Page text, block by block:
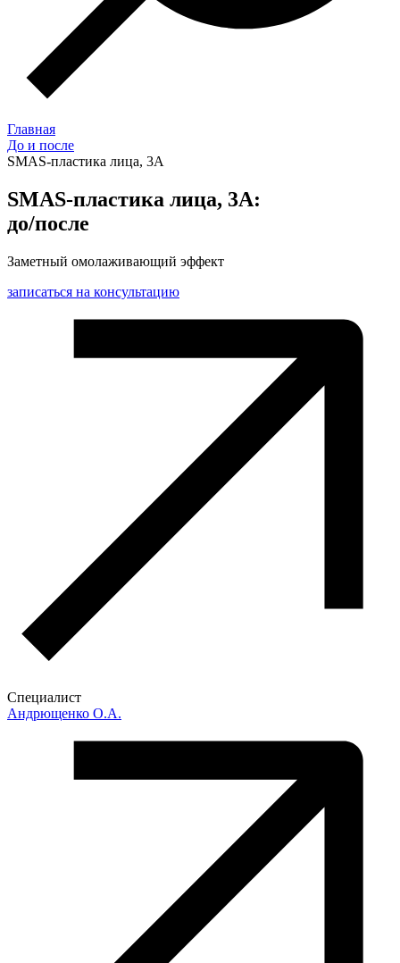
Главная
До и после
SMAS-пластика лица, 3А
SMAS-пластика лица, 3А:
до/после
Заметный омолаживающий эффект
записаться на консультацию
Специалист
Андрющенко О.А.